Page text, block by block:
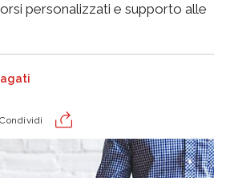
personalizzati e supporto alle
Condividi